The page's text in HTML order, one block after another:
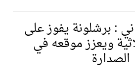
: برشلونة يفوز على
ويعزز موقعه في
الصدارة